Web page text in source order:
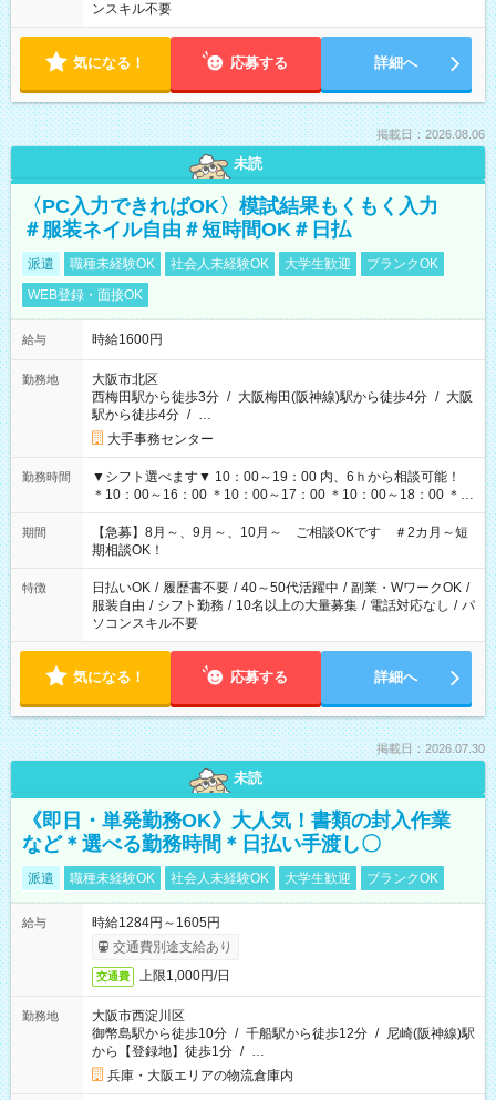
ンスキル不要
気になる！ 応募する 詳細へ
掲載日：2026.08.06
未読
〈PC入力できればOK〉模試結果もくもく入力
＃服装ネイル自由＃短時間OK＃日払
派遣 職種未経験OK 社会人未経験OK 大学生歓迎
ブランクOK
WEB登録・面接OK
給与 時給1600円
勤務地
大阪市北区
西梅田駅から徒歩3分 / 大阪梅田(阪神線)駅から徒歩4分 / 大阪
駅から徒歩4分 / …
大手事務センター
勤務時間
▼シフト選べます▼ 10：00～19：00 内、6ｈから相談可能！
＊10：00～16：00 ＊10：00～17：00 ＊10：00～18：00 ＊
11：00～19：00 ＊12：00～19：00 ＊13：00～19：00
期間
【急募】8月～、9月～、10月～ ご相談OKです ＃2カ月～短
期相談OK！
特徴 日払いOK / 履歴書不要 / 40～50代活躍中 / 副業・WワークOK /
服装自由 / シフト勤務 / 10名以上の大量募集 / 電話対応なし / パ
ソコンスキル不要
気になる！ 応募する 詳細へ
掲載日：2026.07.30
未読
《即日・単発勤務OK》大人気！書類の封入作業
など＊選べる勤務時間＊日払い手渡し〇
派遣 職種未経験OK 社会人未経験OK 大学生歓迎 ブランクOK
給与
時給1284円～1605円
交通費別途支給あり
交通費 上限1,000円/日
勤務地
大阪市西淀川区
御幣島駅から徒歩10分 / 千船駅から徒歩12分 / 尼崎(阪神線)駅
から【登録地】徒歩1分 / …
兵庫・大阪エリアの物流倉庫内